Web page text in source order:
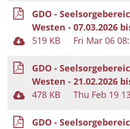
GDO -
Westen - 07.03.2026
519 KB
Fri Mar 06
GDO -
Westen - 21.02.2026
478 KB
Thu Feb 19
GDO -